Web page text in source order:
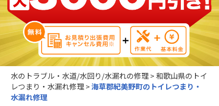
水のトラブル・水道/水回り/水漏れの修理>和歌山県のトイ
レつまり・水漏れ修理>海草郡紀美野町のトイレつまり・
水漏れ修理